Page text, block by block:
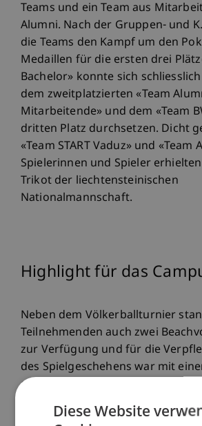
Teams und ein Team aus
Alumni. Nach der Gruppen- und
die Teams den Kampf um den
Medaillen für die ersten drei
Bachelor» konnte sich
dem zweitplatzierten «Team
Mitarbeitende» und dem «Team
dritten Platz durchsetzen. Dicht
«Team START Vaduz» und
Spielerinnen und Spieler
Trikot der liechtensteinischen
Nationalmannschaft.
Highlight für das
Neben dem Völkerballturnier
Teilnehmenden auch zwei
zur Verfügung und für die
des Spielgeschehens war mit
einer Bar gesorgt. Mit der
erfolgreichen Events haben die
von «Sport Recruiting» rund um
Diese Website